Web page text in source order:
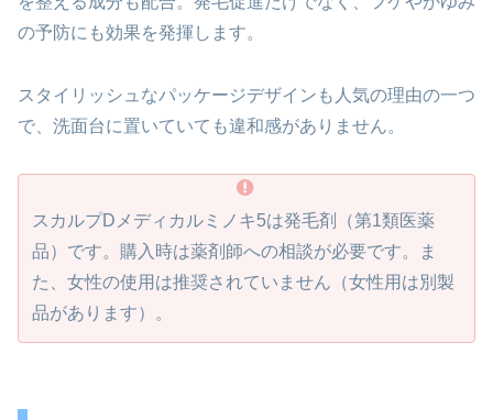
の予防にも効果を発揮します。
スタイリッシュなパッケージデザインも人気の理由の一つ
で、洗面台に置いていても違和感がありません。
スカルプDメディカルミノキ5は発毛剤（第1類医薬
品）です。購入時は薬剤師への相談が必要です。ま
た、女性の使用は推奨されていません（女性用は別製
品があります）。